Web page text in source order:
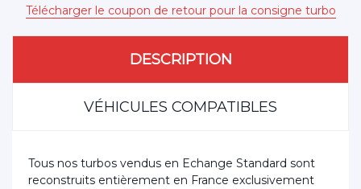
Télécharger le coupon de retour pour la consigne turbo
DESCRIPTION
VÉHICULES COMPATIBLES
Tous nos turbos vendus en Echange Standard sont
reconstruits entièrement en France exclusivement